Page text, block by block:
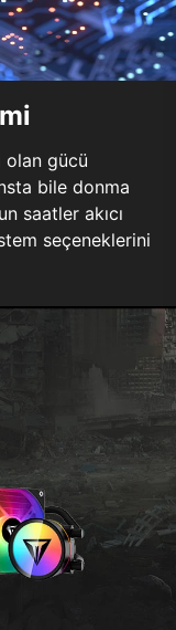
olan gücü
bile donma
saatler akıcı
seçeneklerini